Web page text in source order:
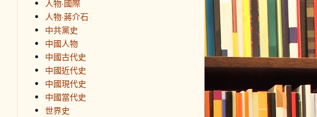
人物·國際
人物·蔣介石
中共黨史
中國人物
中國古代史
中國近代史
中國現代史
中國當代史
世界史